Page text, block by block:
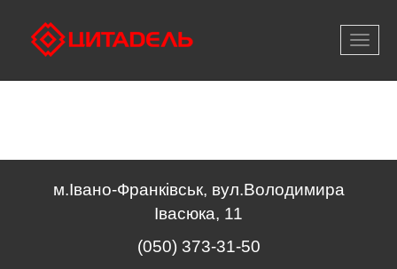
меню
м.Івано-Франківськ, вул.Володимира
Івасюка, 11
(050) 373-31-50